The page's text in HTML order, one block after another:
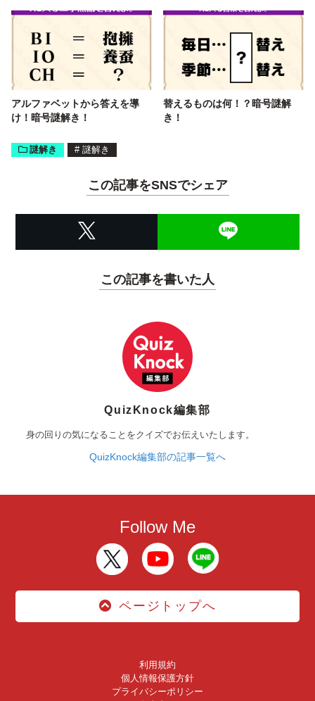
アルファベットから答えを導
け！暗号謎解き！
替えるものは何！？暗号謎解
き！
謎解き # 謎解き
この記事をSNSでシェア
この記事を書いた人
QuizKnock編集部
身の回りの気になることをクイズでお伝えいたします。
QuizKnock編集部の記事一覧へ
Follow Me
ページトップへ
利用規約
個人情報保護方針
プライバシーポリシー